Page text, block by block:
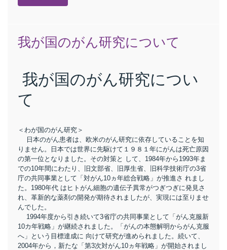
我が国のがん研究について
我が国のがん研究につい
て
＜わが国のがん研究＞
日本のがん患者は、欧米のがん研究に依存していることを知
りません。日本では世界に先駆けて１９８１年にがんは死亡原因
の第一位となりました。その対策と して、1984年から1993年ま
での10年間にわたり、旧文部省、旧厚生省、旧科学技術庁の3省
庁の共同事業として「対がん10ヵ年総合戦略」が推進さ れまし
た。1980年代 はヒトがん細胞の遺伝子異常がつぎつぎに発見さ
れ、革新的な薬剤の開発が期待されましたが、実現には至りませ
んでした。
1994年度から引き続いて3省庁の共同事業として「がん克服新
10カ年戦略」が継続されました。「がんの本態解明からがん克服
へ」という目標達成に 向けて研究が進められました。続いて、
2004年から，新たな「第3次対がん10ヵ年戦略」が開始されまし